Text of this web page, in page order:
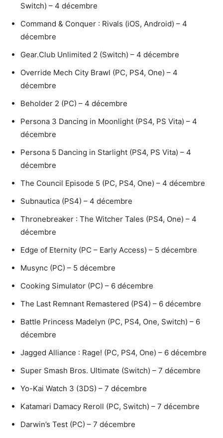
Switch) – 4 décembre
Command & Conquer : Rivals (iOS, Android) – 4
décembre
Gear.Club Unlimited 2 (Switch) – 4 décembre
Override Mech City Brawl (PC, PS4, One) – 4
décembre
Beholder 2 (PC) – 4 décembre
Persona 3 Dancing in Moonlight (PS4, PS Vita) – 4
décembre
Persona 5 Dancing in Starlight (PS4, PS Vita) – 4
décembre
The Council Episode 5 (PC, PS4, One) – 4 décembre
Subnautica (PS4) – 4 décembre
Thronebreaker : The Witcher Tales (PS4, One) – 4
décembre
Edge of Eternity (PC – Early Access) – 5 décembre
Musync (PC) – 5 décembre
Cooking Simulator (PC) – 6 décembre
The Last Remnant Remastered (PS4) – 6 décembre
Battle Princess Madelyn (PC, PS4, One, Switch) – 6
décembre
Jagged Alliance : Rage! (PC, PS4, One) – 6 décembre
Super Smash Bros. Ultimate (Switch) – 7 décembre
Yo-Kai Watch 3 (3DS) – 7 décembre
Katamari Damacy Reroll (PC, Switch) – 7 décembre
Darwin’s Test (PC) – 7 décembre